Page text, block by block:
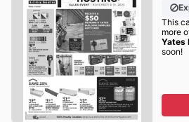
This
more
Yates
soon!